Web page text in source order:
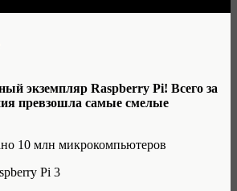
экземпляр Raspberry Pi! Всего за
превзошла самые смелые
Pi 3